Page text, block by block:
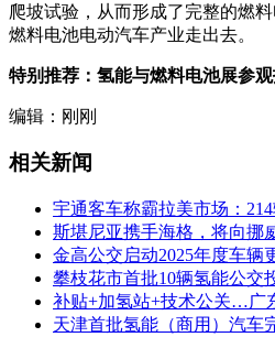
爬坡试验，从而形成了完整的燃
燃料电池电动汽车产业走出去。
特别推荐：氢能与燃料电池展参观
编辑：刚刚
相关新闻
宇通客车称霸拉美市场：
斯堪尼亚携手海格，将向挪
金高公交启动2025年度车辆
攀枝花市首批10辆氢能公交
补贴+加氢站+技术公关…广
天津首批氢能（商用）汽车